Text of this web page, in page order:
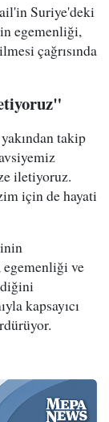
Suriye'deki
egemenliği,
çağrısında
takip
iletiyoruz.
için de hayati
ve
kapsayıcı